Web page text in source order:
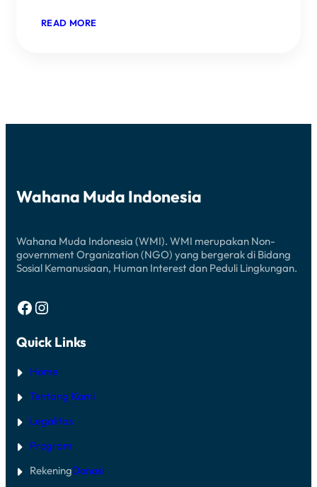
READ MORE:
2021
Wahana Muda Indonesia
Wahana Muda Indonesia (WMI). WMI merupakan Non-
government Organization (NGO) yang bergerak di Bidang
Sosial Kemanusiaan, Human Interest dan Peduli Lingkungan.
Facebook Instagram
Quick Links
Home
Tentang Kami
Legalitas
Program
RekeningDonasi